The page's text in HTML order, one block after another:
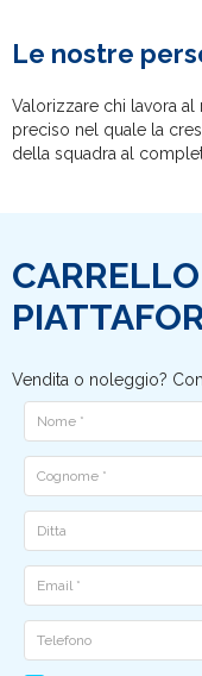
Le nostre
Valorizzare chi lavora
preciso nel quale la
della squadra al
Vendita o noleggio?
Nome
Cognome
Ditta
Email
Telefono